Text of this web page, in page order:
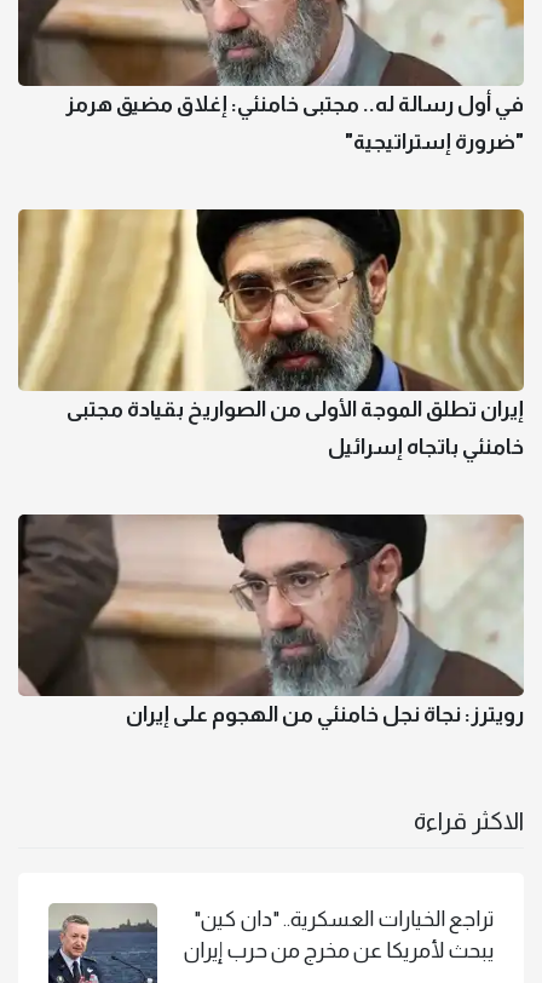
في أول رسالة له.. مجتبى خامنئي: إغلاق مضيق هرمز
"ضرورة إستراتيجية"
إيران تطلق الموجة الأولى من الصواريخ بقيادة مجتبى
خامنئي باتجاه إسرائيل
رويترز: نجاة نجل خامنئي من الهجوم على إيران
الاكثر قراءة
تراجع الخيارات العسكرية.. "دان كين"
يبحث لأمريكا عن مخرج من حرب إيران